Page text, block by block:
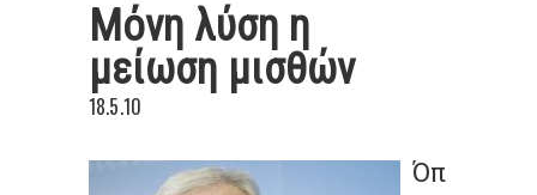
Μόνη λύση η
μείωση μισθών
18.5.10
Όπ